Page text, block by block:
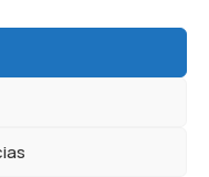
Tecnologia